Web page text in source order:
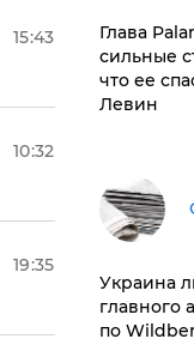
15:43
10:32
19:35
Глава
сильные
что ее
Левин
​Украина
главного
по